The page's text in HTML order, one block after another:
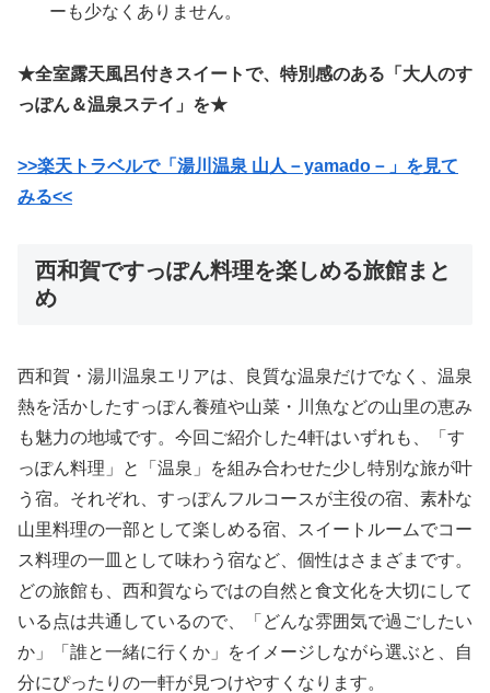
ーも少なくありません。
★全室露天風呂付きスイートで、特別感のある「大人のす
っぽん＆温泉ステイ」を★
>>楽天トラベルで「湯川温泉 山人－yamado－」を見て
みる<<
西和賀ですっぽん料理を楽しめる旅館まと
め
西和賀・湯川温泉エリアは、良質な温泉だけでなく、温泉
熱を活かしたすっぽん養殖や山菜・川魚などの山里の恵み
も魅力の地域です。今回ご紹介した4軒はいずれも、「す
っぽん料理」と「温泉」を組み合わせた少し特別な旅が叶
う宿。それぞれ、すっぽんフルコースが主役の宿、素朴な
山里料理の一部として楽しめる宿、スイートルームでコー
ス料理の一皿として味わう宿など、個性はさまざまです。
どの旅館も、西和賀ならではの自然と食文化を大切にして
いる点は共通しているので、「どんな雰囲気で過ごしたい
か」「誰と一緒に行くか」をイメージしながら選ぶと、自
分にぴったりの一軒が見つけやすくなります。